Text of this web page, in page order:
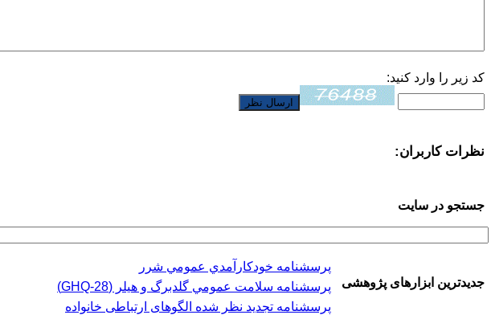
کد زیر را وارد کنید:
نظرات کاربران:
جستجو در سایت
جدیدترین ابزارهای پژوهشی
پرسشنامه خودكارآمدي عمومي شرر
پرسشنامه سلامت عمومي گلدبرگ و هیلر (GHQ-28)
پرسشنامه تجدید نظر شده الگوهای ارتباطی خانواده